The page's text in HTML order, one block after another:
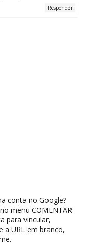
Responder
conta no Google?
menu COMENTAR
para vincular,
a URL em branco,